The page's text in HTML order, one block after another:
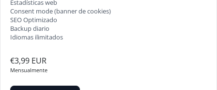
Estadísticas web
Consent mode (banner de cookies)
SEO Optimizado
Backup diario
Idiomas ilimitados
€3,99 EUR
Mensualmente